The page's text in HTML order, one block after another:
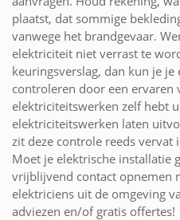
plaatst, dat sommige
vanwege het brandgevaar.
elektriciteit niet verrast te
keuringsverslag, dan kun je
controleren door een ervaren
elektriciteitswerken zelf hebt
elektriciteitswerken laten
zit deze controle reeds vervat
Moet je elektrische installatie
vrijblijvend contact opnemen
elektriciens uit de omgeving
adviezen en/of gratis offertes!